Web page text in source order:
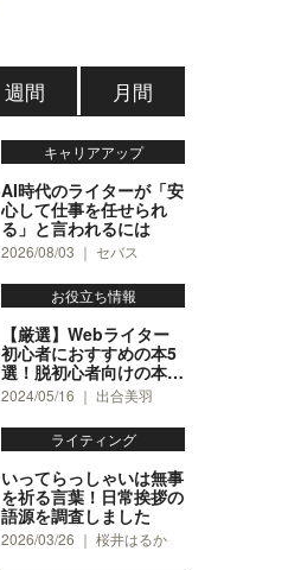
週間 月間
キャリアアップ
AI時代のライターが「安
心して仕事を任せられ
る」と言われるには
2026/08/03 ｜ セバス
お役立ち情報
【厳選】Webライター
初心者におすすめの本5
選！脱初心者向けの本も
4冊紹介
2024/05/16 ｜ 出合美羽
ライティング
いってらっしゃいは無事
を祈る言葉！日常挨拶の
語源を調査しました
2026/03/26 ｜ 桜井はるか